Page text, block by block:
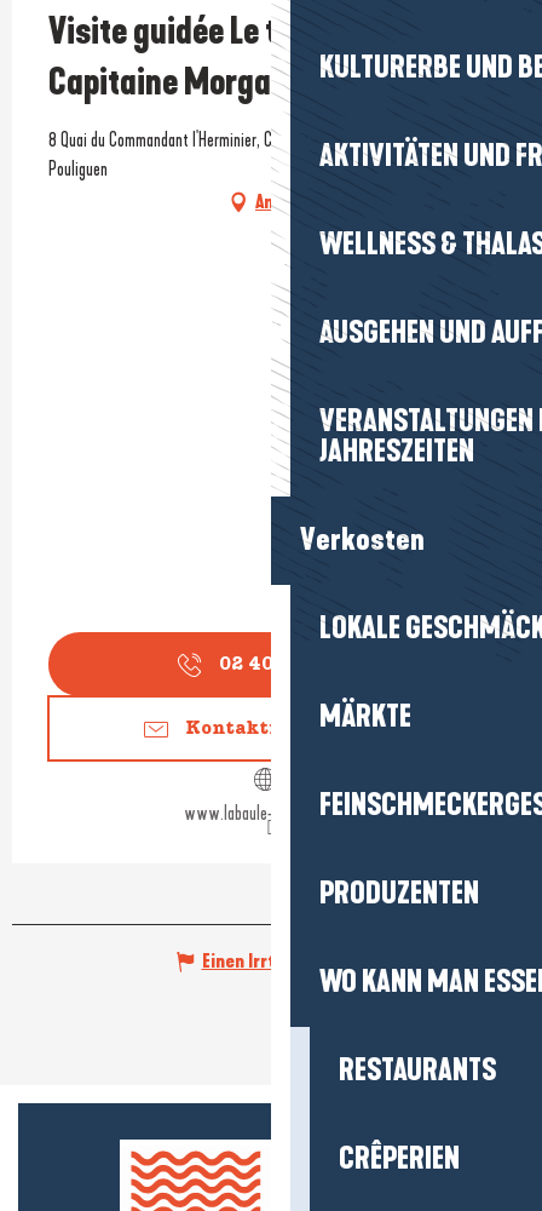
KULTURERBE UND
AKTIVITÄTEN UND
WELLNESS &
AUSGEHEN UND
JAHRESZEITEN
Verkosten
LOKALE
MÄRKTE
PRODUZENTEN
WO KANN MAN
RESTAURANTS
CRÊPERIEN
Visite guidée Le trésor du
Capitaine Morgane
8 Quai du Commandant l'Herminier, Crêperie Barapom, 44510 Le
Pouliguen
Anfahrt
02 40 24 34
Kontaktieren Sie uns
www.labaule-guerande.com
Einen Irrtum angeben